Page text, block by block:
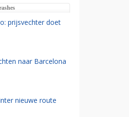
prijsvechter doet
naar Barcelona
nieuwe route